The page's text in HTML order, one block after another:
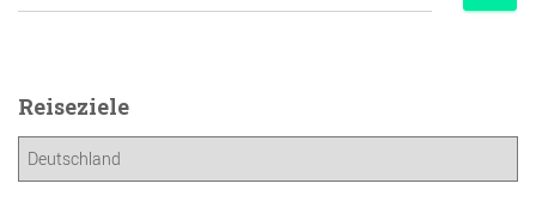
Reiseziele